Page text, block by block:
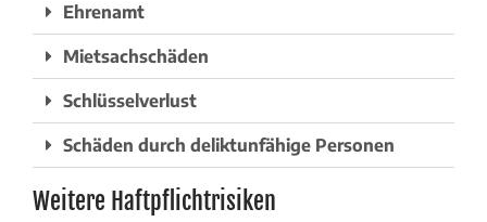
Ehrenamt
Mietsachschäden
Schlüsselverlust
Schäden durch deliktunfähige Personen
Weitere Haftpflichtrisiken